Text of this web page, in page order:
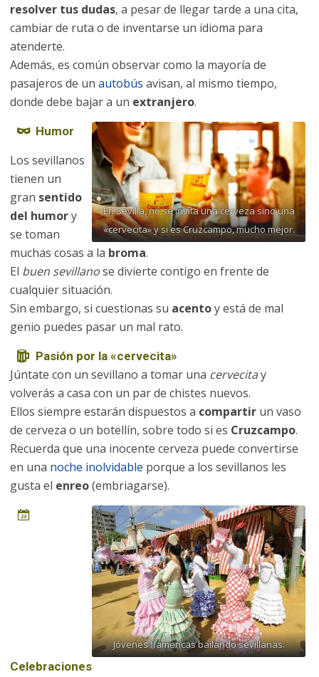
resolver tus dudas, a pesar de llegar tarde a una cita,
cambiar de ruta o de inventarse un idioma para
atenderte.
Además, es común observar como la mayoría de
pasajeros de un autobús avisan, al mismo tiempo,
donde debe bajar a un extranjero.
En Sevilla, no se invita una cerveza sino una
«cervecita» y si es Cruzcampo, mucho mejor.
Humor
Los sevillanos
tienen un
gran sentido
del humory
se toman
muchas cosas a la broma.
El buen sevillanose divierte contigo en frente de
cualquier situación.
Sin embargo, si cuestionas su acentoy está de mal
genio puedes pasar un mal rato.
Pasión por la «cervecita»
Júntate con un sevillano a tomar una cervecitay
volverás a casa con un par de chistes nuevos.
Ellos siempre estarán dispuestos a compartir un vaso
de cerveza o un botellín, sobre todo si es Cruzcampo.
Recuerda que una inocente cerveza puede convertirse
en una noche inolvidable porque a los sevillanos les
gusta el enreo(embriagarse).
Jóvenes flamencas bailando sevillanas.
Celebraciones